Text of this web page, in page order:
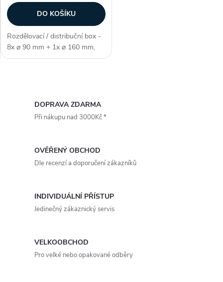
DO KOŠÍKU
Rozdělovací / distribuční box -
8x ⌀ 90 mm + 1x ⌀ 160 mm,
kvalitní zpracování, materiál
DOPRAVA ZDARMA
Při nákupu nad 3000Kč *
OVĚŘENÝ OBCHOD
Dle recenzí a doporučení zákazníků
INDIVIDUÁLNÍ PŘÍSTUP
Jedinečný zákaznický servis
VELKOOBCHOD
Pro velké nebo opakované odběry